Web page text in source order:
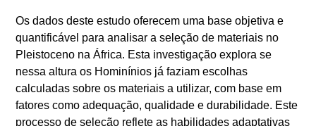
Os dados deste estudo oferecem uma base objetiva e
quantificável para analisar a seleção de materiais no
Pleistoceno na África. Esta investigação explora se
nessa altura os Hominínios já faziam escolhas
calculadas sobre os materiais a utilizar, com base em
fatores como adequação, qualidade e durabilidade. Este
processo de seleção reflete as habilidades adaptativas